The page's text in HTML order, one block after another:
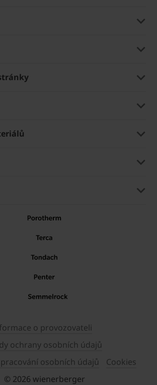
o provozovateli
ochrany osobních údajů
osobních údajů
Cookies
© 2026 wienerberger